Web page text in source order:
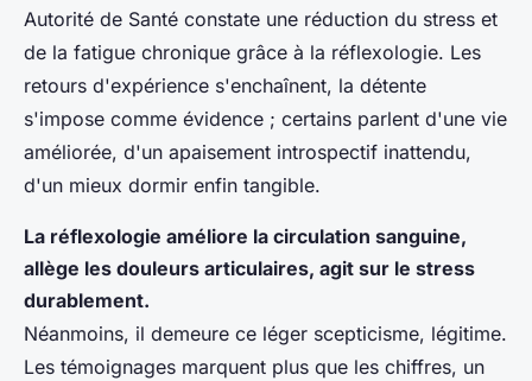
Autorité de Santé constate une réduction du stress et
de la fatigue chronique grâce à la réflexologie. Les
retours d'expérience s'enchaînent, la détente
s'impose comme évidence ; certains parlent d'une vie
améliorée, d'un apaisement introspectif inattendu,
d'un mieux dormir enfin tangible.
La réflexologie améliore la circulation sanguine,
allège les douleurs articulaires, agit sur le stress
durablement.
Néanmoins, il demeure ce léger scepticisme, légitime.
Les témoignages marquent plus que les chiffres, un